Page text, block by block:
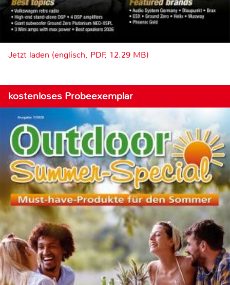
Jetzt laden (englisch, PDF, 12.29 MB)
kostenloses Probeexemplar